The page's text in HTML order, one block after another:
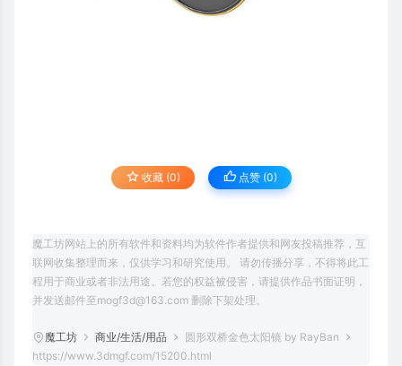
收藏 (0) 点赞 (0)
魔工坊网站上的所有软件和资料均为软件作者提供和网友投稿推荐，互
联网收集整理而来，仅供学习和研究使用。 请勿传播分享，不得将此工
程用于商业或者非法用途。若您的权益被侵害，请提供作品书面证明，
并发送邮件至mogf3d@163.com 删除下架处理。
魔工坊 商业/生活/用品
圆形双桥金色太阳镜 by RayBan
https://www.3dmgf.com/15200.html